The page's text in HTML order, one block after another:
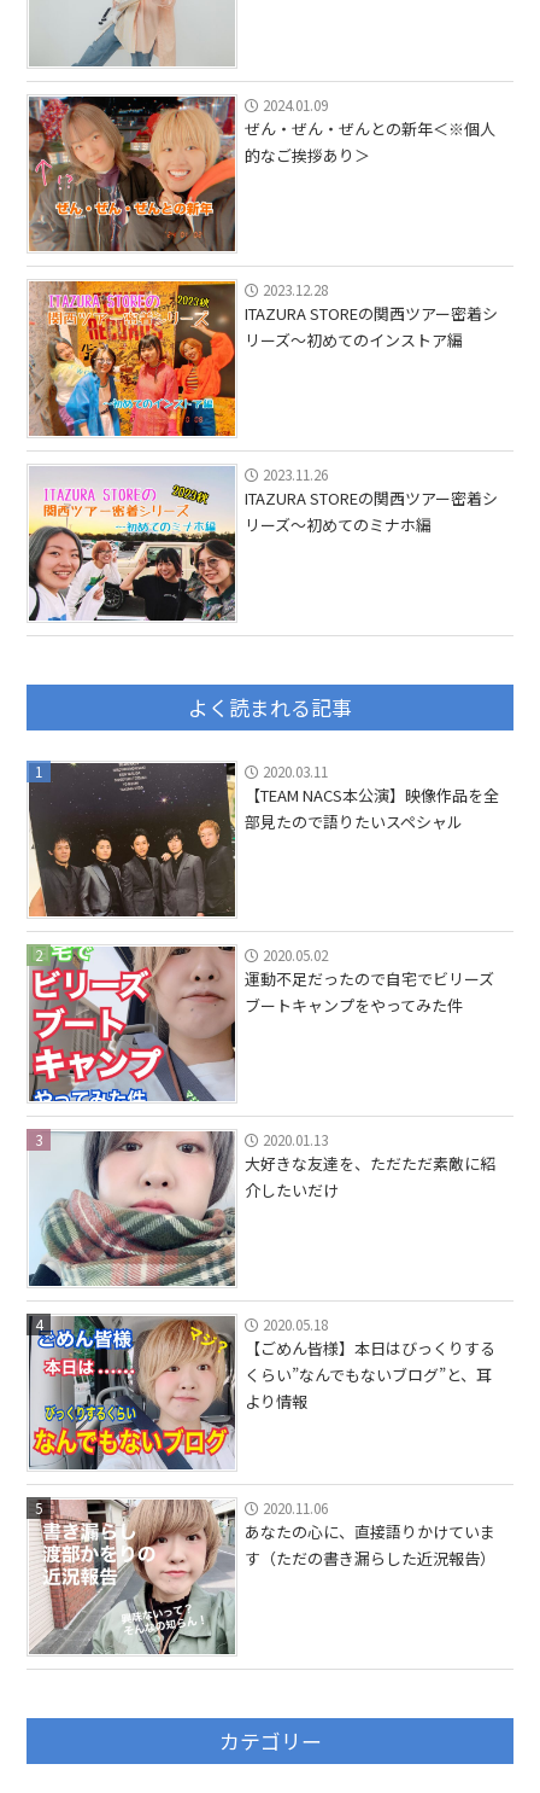
2024.01.09
ぜん・ぜん・ぜんとの新年＜※個人
的なご挨拶あり＞
2023.12.28
ITAZURA STOREの関西ツアー密着シ
リーズ〜初めてのインストア編
2023.11.26
ITAZURA STOREの関西ツアー密着シ
リーズ〜初めてのミナホ編
よく読まれる記事
1 2020.03.11
【TEAM NACS本公演】映像作品を全
部見たので語りたいスペシャル
2 2020.05.02
運動不足だったので自宅でビリーズ
ブートキャンプをやってみた件
3 2020.01.13
大好きな友達を、ただただ素敵に紹
介したいだけ
4 2020.05.18
【ごめん皆様】本日はびっくりする
くらい”なんでもないブログ”と、耳
より情報
5 2020.11.06
あなたの心に、直接語りかけていま
す（ただの書き漏らした近況報告）
カテゴリー